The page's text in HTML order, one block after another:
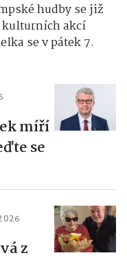
hudby se již
akcí
se v pátek 7.
míří
se
z